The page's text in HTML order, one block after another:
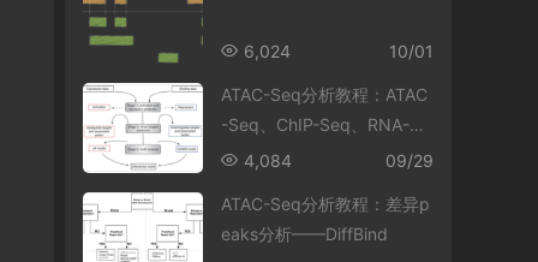
10/01
6,024
ATAC-Seq分析教程：ATAC
-Seq、ChIP-Seq、RNA-Se
q整合分析
09/29
4,084
ATAC-Seq分析教程：差异p
eaks分析——DiffBind